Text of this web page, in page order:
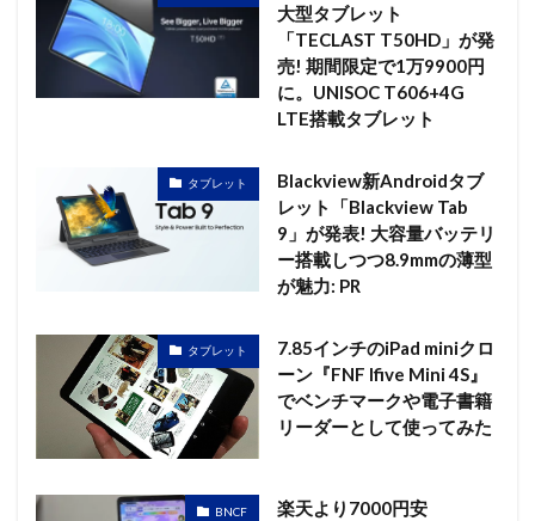
大型タブレット
「TECLAST T50HD」が発
売! 期間限定で1万9900円
に。UNISOC T606+4G
LTE搭載タブレット
タブレット
Blackview新Androidタブ
レット「Blackview Tab
9」が発表! 大容量バッテリ
ー搭載しつつ8.9mmの薄型
が魅力: PR
タブレット
7.85インチのiPad miniクロ
ーン『FNF Ifive Mini 4S』
でベンチマークや電子書籍
リーダーとして使ってみた
BNCF
楽天より7000円安